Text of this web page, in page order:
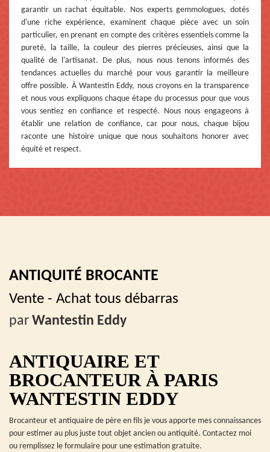
garantir un rachat équitable. Nos experts gemmologues, dotés
d'une riche expérience, examinent chaque pièce avec un soin
particulier, en prenant en compte des critères essentiels comme la
pureté, la taille, la couleur des pierres précieuses, ainsi que la
qualité de l'artisanat. De plus, nous nous tenons informés des
tendances actuelles du marché pour vous garantir la meilleure
offre possible. À Wantestin Eddy, nous croyons en la transparence
et nous vous expliquons chaque étape du processus pour que vous
vous sentiez en confiance et respecté. Nous nous engageons à
établir une relation de confiance, car pour nous, chaque bijou
raconte une histoire unique que nous souhaitons honorer avec
équité et respect.
ANTIQUITÉ BROCANTE
Vente - Achat tous débarras
par Wantestin Eddy
ANTIQUAIRE ET
BROCANTEUR À PARIS
WANTESTIN EDDY
Brocanteur et antiquaire de père en fils je vous apporte mes connaissances
pour estimer au plus juste tout objet ancien ou antiquité. Contactez moi
ou remplissez le formulaire pour une estimation gratuite.